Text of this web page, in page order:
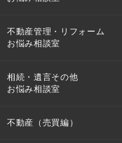
不動産管理・リフォーム
お悩み相談室
相続・遺言その他
お悩み相談室
不動産（売買編）